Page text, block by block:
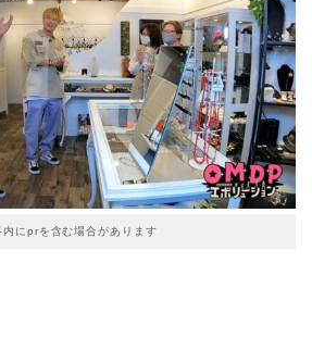
内にprを含む場合があります